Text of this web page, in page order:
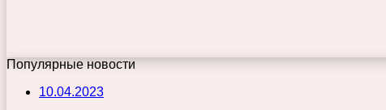
Популярные новости
10.04.2023